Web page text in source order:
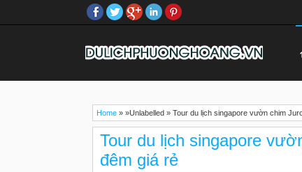
Home » »Unlabelled » Tour du lịch singapore vườn chim
Tour du lịch singapore
đêm giá rẻ